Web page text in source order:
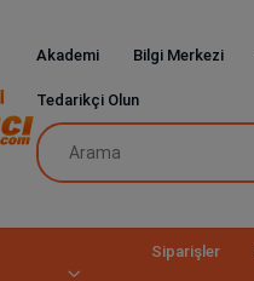
Akademi Bilgi Merkezi
Tedarikçi Olun
Siparişler